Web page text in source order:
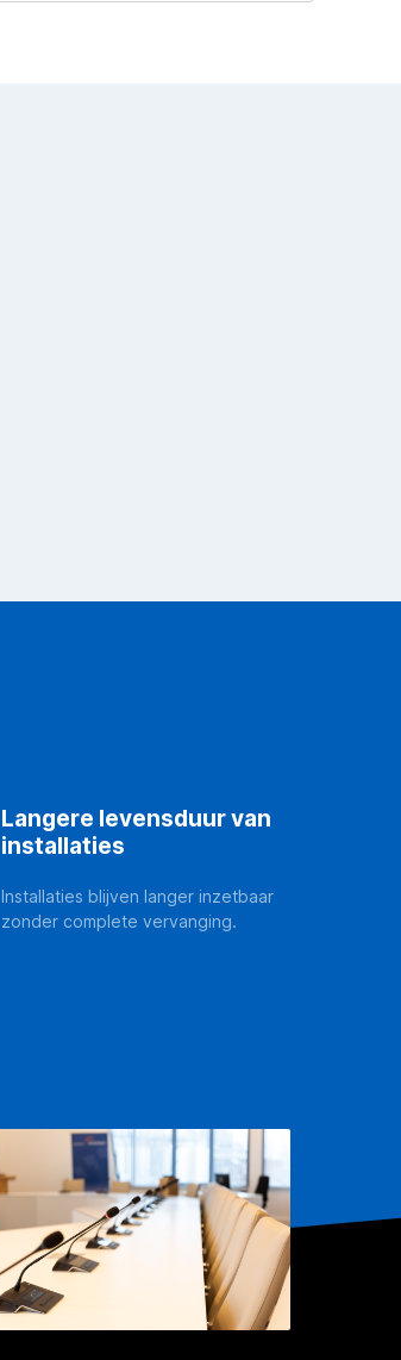
Langere levensduur van
installaties
Installaties blijven langer inzetbaar
zonder complete vervanging.